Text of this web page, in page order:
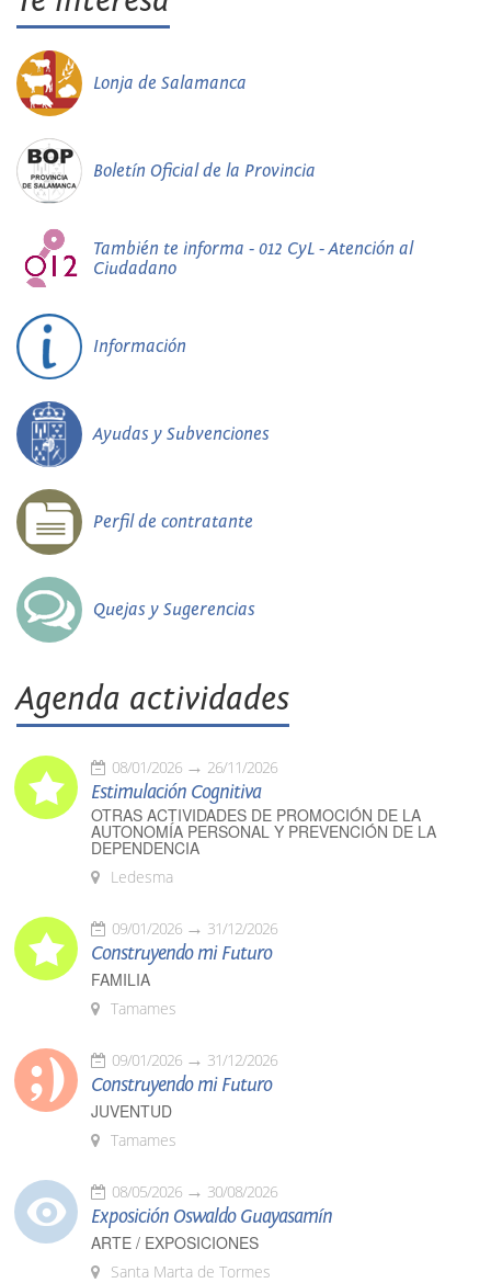
Lonja de Salamanca
Boletín Oficial de la Provincia
También te informa - 012 CyL - Atención al
Ciudadano
Información
Ayudas y Subvenciones
Perfil de contratante
Quejas y Sugerencias
Agenda actividades
08/01/2026 26/11/2026
Estimulación Cognitiva
OTRAS ACTIVIDADES DE PROMOCIÓN DE LA
AUTONOMÍA PERSONAL Y PREVENCIÓN DE LA
DEPENDENCIA
Ledesma
09/01/2026 31/12/2026
Construyendo mi Futuro
FAMILIA
Tamames
09/01/2026 31/12/2026
Construyendo mi Futuro
JUVENTUD
Tamames
08/05/2026 30/08/2026
Exposición Oswaldo Guayasamín
ARTE / EXPOSICIONES
Santa Marta de Tormes